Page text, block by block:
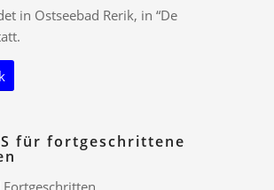
in Ostseebad Rerik, in “De
für fortgeschrittene